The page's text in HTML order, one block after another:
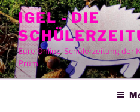
Zum
Inhalt
springen
IGEL - DIE
Eure Online-Schülerzeitung der
Prüm